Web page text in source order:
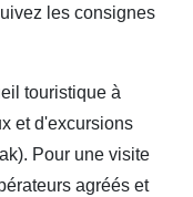
les consignes
touristique à
et d'excursions
Pour une visite
agréés et